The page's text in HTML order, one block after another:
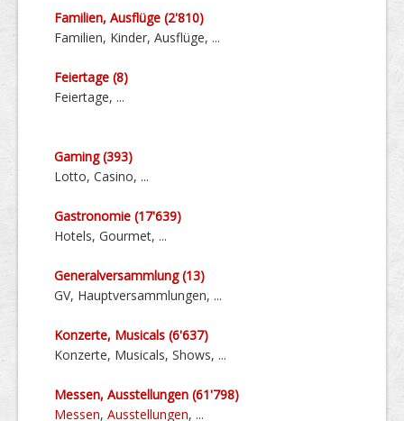
Familien, Ausflüge (2'810)
Familien, Kinder, Ausflüge, ...
Feiertage (8)
Feiertage, ...
Gaming (393)
Lotto, Casino, ...
Gastronomie (17'639)
Hotels, Gourmet, ...
General­ver­sammlung (13)
GV, Haupt­ver­sammlungen, ...
Konzerte, Musicals (6'637)
Konzerte, Musicals, Shows, ...
Messen, Aus­stellungen (61'798)
Messen, Ausstellungen, ...